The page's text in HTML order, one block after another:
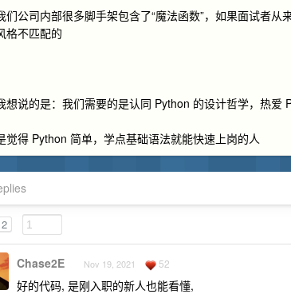
们公司内部很多脚手架包含了“魔法函数”，如果面试者
格不匹配的
想说的是：我们需要的是认同 Python 的设计哲学，热爱
觉得 Python 简单，学点基础语法就能快速上岗的人
2
Chase2E Nov 19, 2021 52
好的代码, 是刚入职的新人也能看懂,